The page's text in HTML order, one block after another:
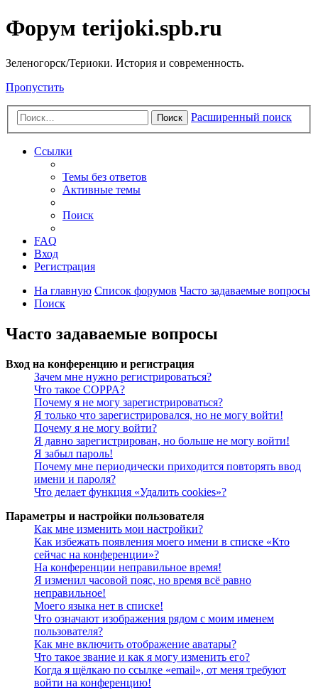
Форум terijoki.spb.ru
Зеленогорск/Териоки. История и современность.
Пропустить
Поиск Расширенный поиск
Ссылки
Темы без ответов
Активные темы
Поиск
FAQ
Вход
Регистрация
На главную Список форумов Часто задаваемые вопросы
Поиск
Часто задаваемые вопросы
Вход на конференцию и регистрация
Зачем мне нужно регистрироваться?
Что такое COPPA?
Почему я не могу зарегистрироваться?
Я только что зарегистрировался, но не могу войти!
Почему я не могу войти?
Я давно зарегистрирован, но больше не могу войти!
Я забыл пароль!
Почему мне периодически приходится повторять ввод
имени и пароля?
Что делает функция «Удалить cookies»?
Параметры и настройки пользователя
Как мне изменить мои настройки?
Как избежать появления моего имени в списке «Кто
сейчас на конференции»?
На конференции неправильное время!
Я изменил часовой пояс, но время всё равно
неправильное!
Моего языка нет в списке!
Что означают изображения рядом с моим именем
пользователя?
Как мне включить отображение аватары?
Что такое звание и как я могу изменить его?
Когда я щёлкаю по ссылке «email», от меня требуют
войти на конференцию!